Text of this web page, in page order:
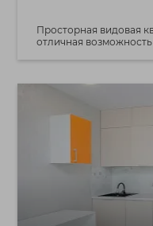
Просторная видовая
отличная